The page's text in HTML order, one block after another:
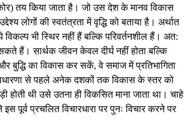
तय किया जाता है। जो उस देश के मानव विकास
लोगों की स्वतंत्रता में वृद्धि को बताया है। अर्थात
भी स्थिर नहीं हैं बल्कि परिवर्तनशील हैं। अत:
हैं। सार्थक जीवन केवल दीर्घ नहीं होता बल्कि
बुद्धि का विकास कर सकें, वे समाज में प्रतिभागिता
से पहले अनेक दशकों तक विकास के स्तर को
होती थी उसे उतना ही विकसित माना जाता था। चाहे
पूर्व प्रचलित विचारधारा पर पुनः विचार करने पर